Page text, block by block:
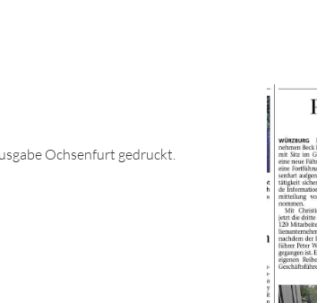
Ochsenfurt gedruckt.